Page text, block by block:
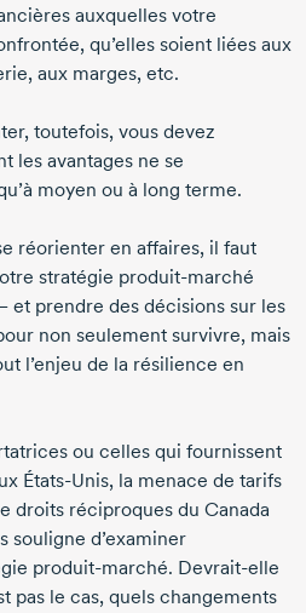
auxquelles votre
qu’elles soient liées aux
aux marges, etc.
toutefois, vous devez
les avantages ne se
moyen ou à long terme.
réorienter en affaires, il faut
stratégie produit-marché
et prendre des décisions sur les
non seulement survivre, mais
l’enjeu de la résilience en
ou celles qui fournissent
États-Unis, la menace de tarifs
droits réciproques du Canada
souligne d’examiner
produit-marché. Devrait-elle
pas le cas, quels changements